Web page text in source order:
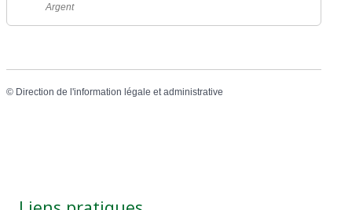
Argent
© Direction de l'information légale et administrative